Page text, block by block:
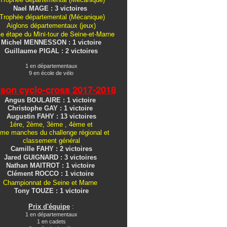
Nael MAGE : 3 victoires
Trophée départemental (Mécanique)
Aiglons départementaux (jeux)
étape du Mini-tour de Seine-et-Marne
Michel MENNESSON : 1 victoire
Guillaume PIGAL : 2 victoires
1 en départementaux
9 en école de vélo
cyclo-cross2017-2018
Angus BOULAIRE : 1 victoire
Christophe GAY : 1 victoire
Augustin FAHY : 13 victoires
1ére, 2ème, 3ème , 4ème et
manches du challenge régional et
classement général
Camille FAHY : 2 victoires
Jared GUIGNARD : 3 victoires
Nathan MAITROT : 1 victoire
Clément ROCCO : 1 victoire
Championnat de Seine et Marne
Tony TOUZE : 1 victoire
Prix d'équipe :
1 en départementaux
1 en cadets